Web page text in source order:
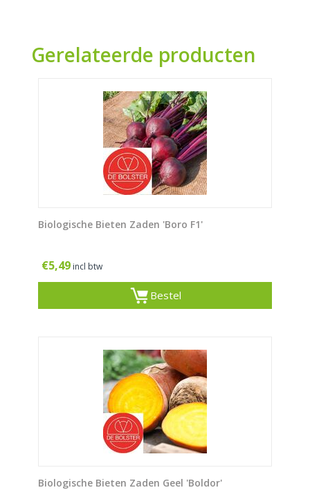
Gerelateerde producten
Biologische Bieten Zaden 'Boro F1'
€5,49 incl btw
Bestel
Biologische Bieten Zaden Geel 'Boldor'